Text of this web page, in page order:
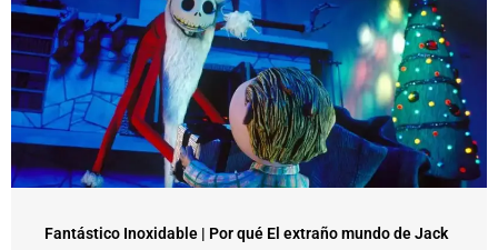
Fantástico Inoxidable | Por qué El extraño mundo de Jack